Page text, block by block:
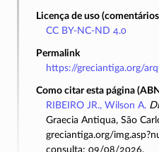
Licença de uso
CC BY-NC-ND 4.0
Permalink
https://greciantiga.org/
Como citar esta página
RIBEIRO JR., Wilson A.
Graecia Antiqua, São
greciantiga.org/
consulta: 09/08/2026.